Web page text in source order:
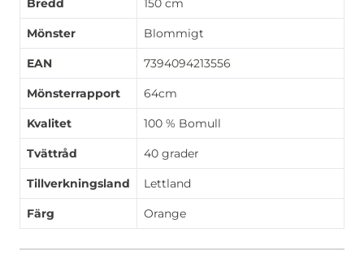
Bredd 150 cm
Mönster Blommigt
EAN 7394094213556
Mönsterrapport 64cm
Kvalitet 100 % Bomull
Tvättråd 40 grader
Tillverkningsland Lettland
Färg Orange